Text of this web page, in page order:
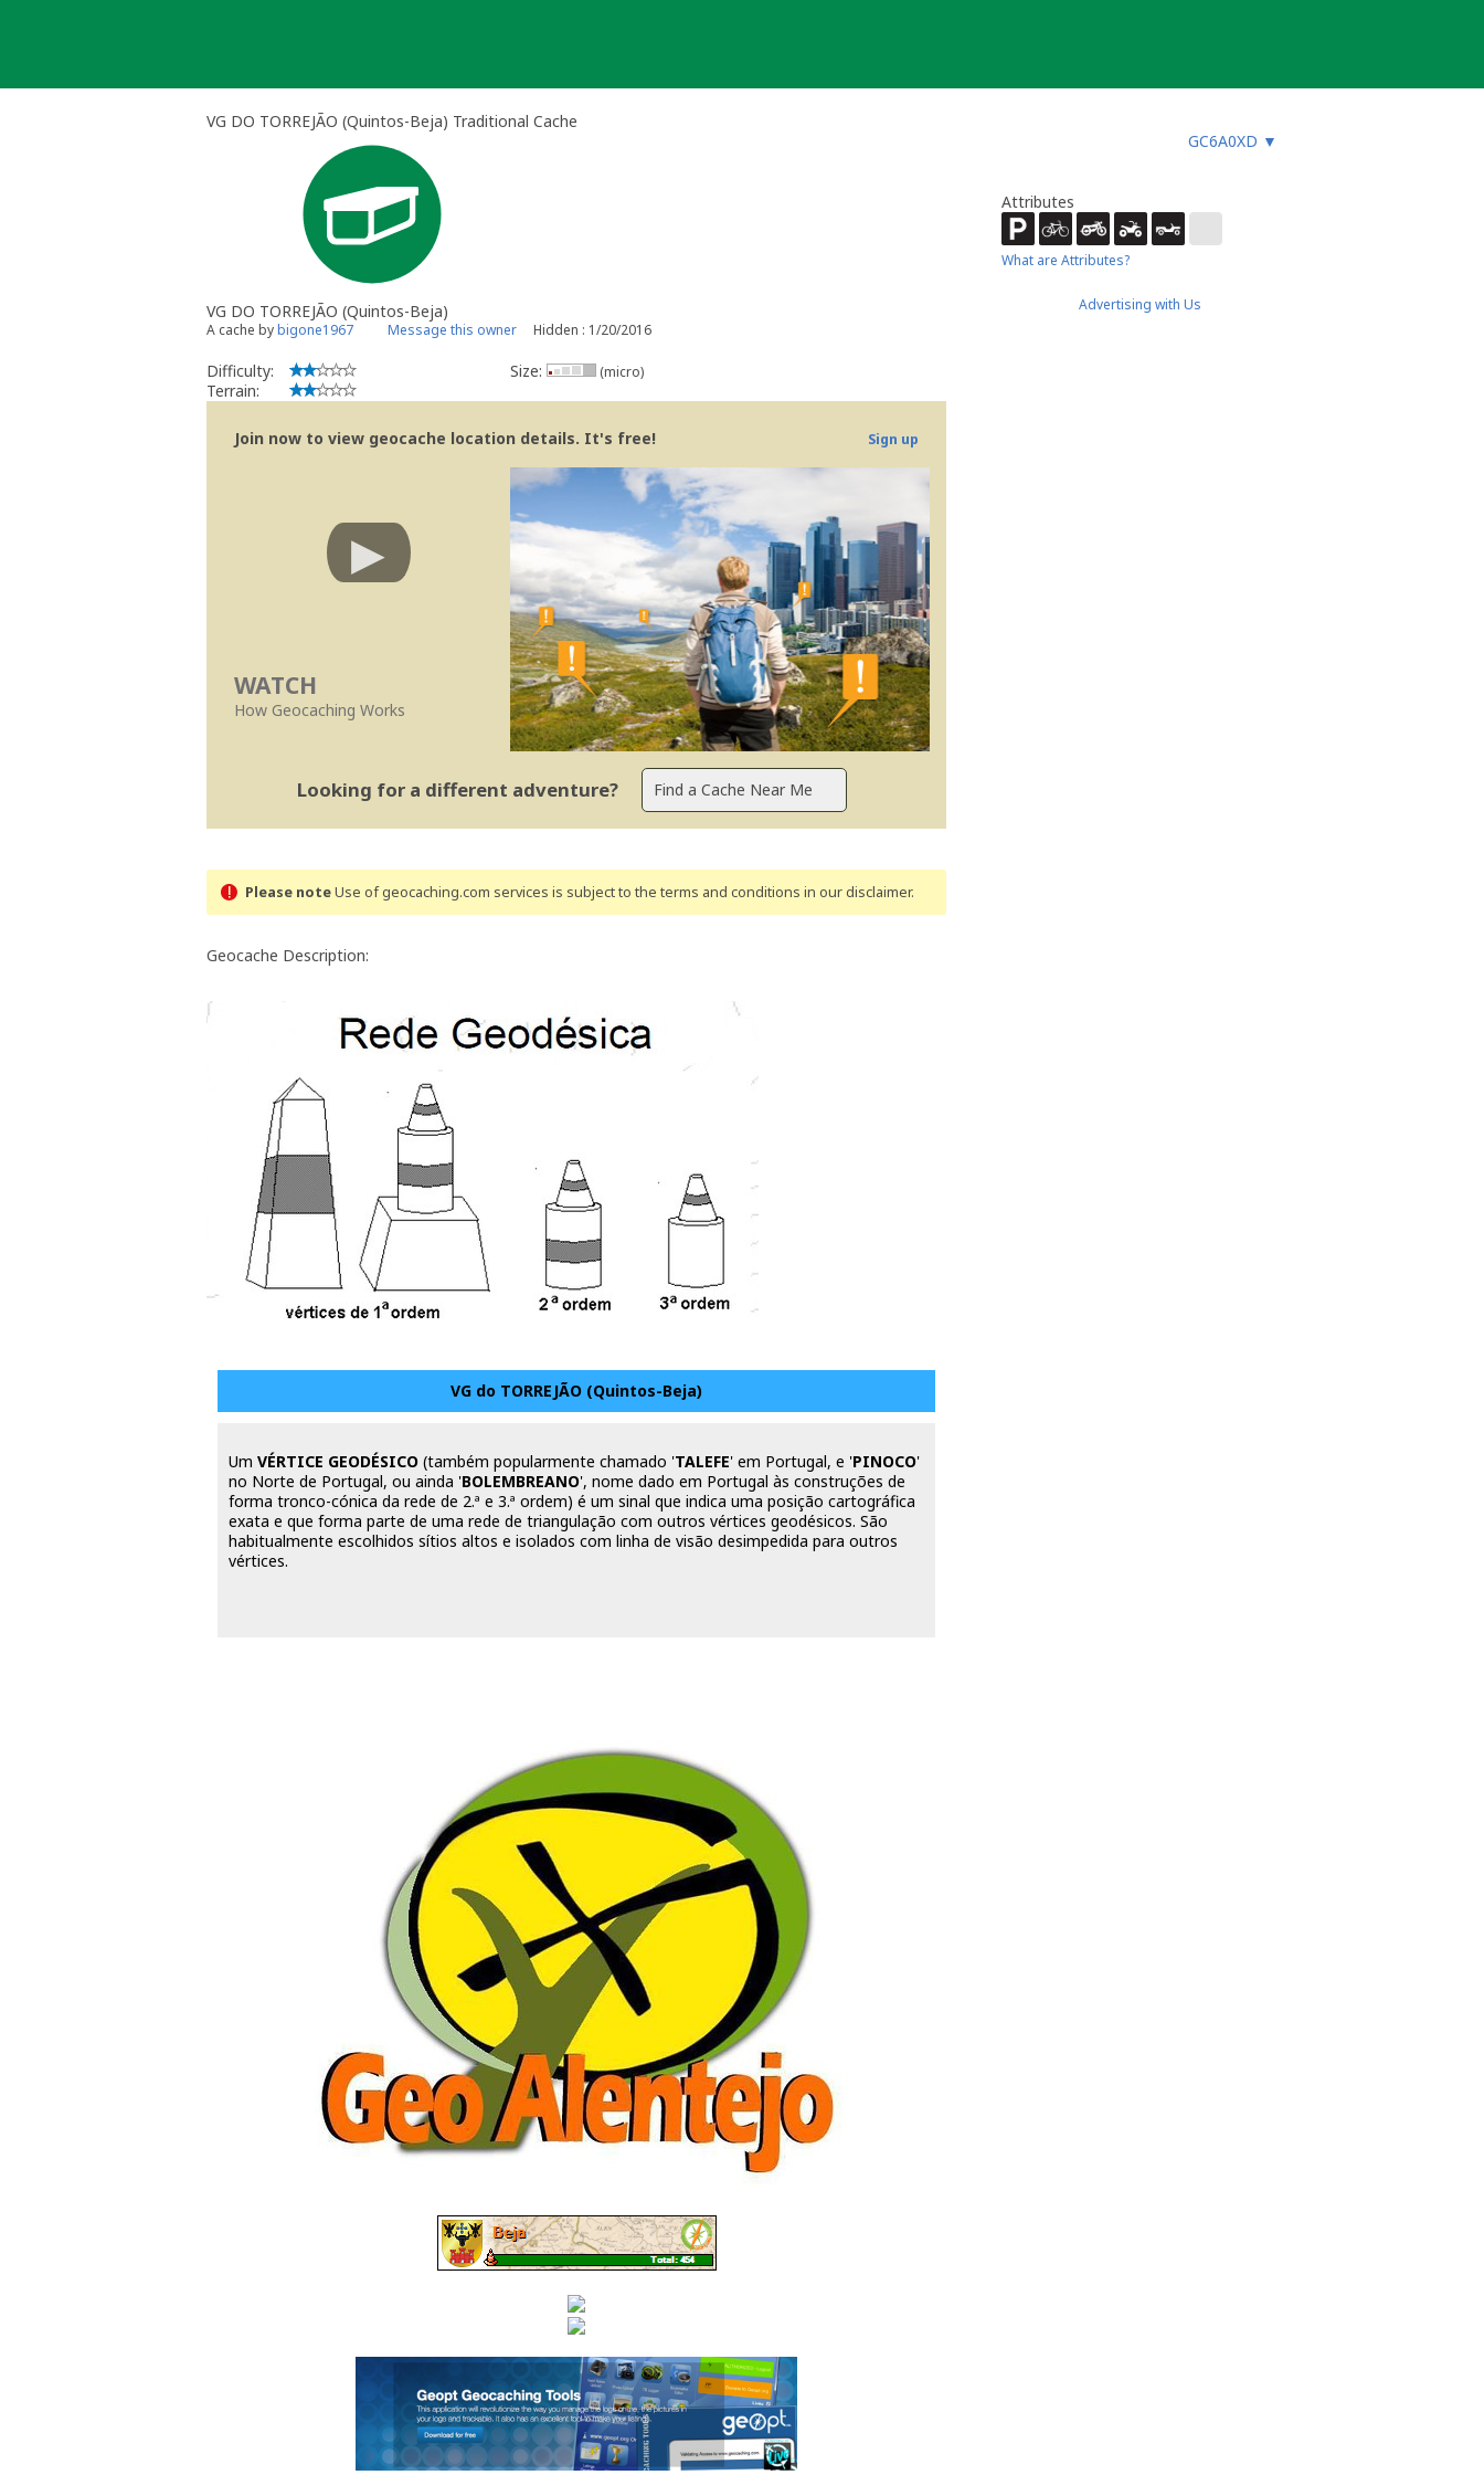
VG DO TORREJÃO (Quintos-Beja) Traditional Cache
GC6A0XD ▼
VG DO TORREJÃO (Quintos-Beja)
A cache bybigone1967 Message this owner Hidden : 1/20/2016
Difficulty:
Terrain:
Size: (micro)
Join now to view geocache location details. It's free! Sign up
WATCH
How Geocaching Works
Looking for a different adventure?
Please noteUse of geocaching.com services is subject to the terms and conditions in our disclaimer.
Geocache Description:
VG do TORREJÃO (Quintos-Beja)
Um VÉRTICE GEODÉSICO (também popularmente chamado 'TALEFE' em Portugal, e 'PINOCO'
no Norte de Portugal, ou ainda 'BOLEMBREANO', nome dado em Portugal às construções de
forma tronco-cónica da rede de 2.ª e 3.ª ordem) é um sinal que indica uma posição cartográfica
exata e que forma parte de uma rede de triangulação com outros vértices geodésicos. São
habitualmente escolhidos sítios altos e isolados com linha de visão desimpedida para outros
vértices.
Attributes
What are Attributes?
Advertising with Us